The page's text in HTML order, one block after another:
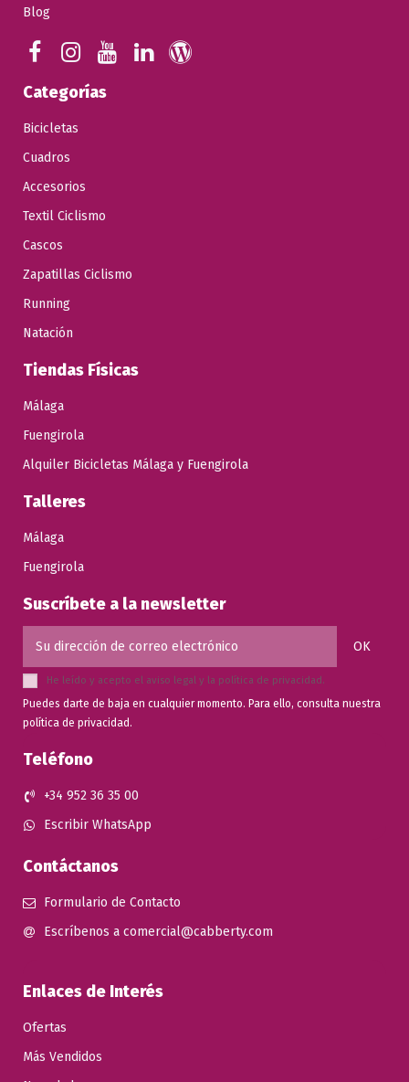
Blog
Categorías
Bicicletas
Cuadros
Accesorios
Textil Ciclismo
Cascos
Zapatillas Ciclismo
Running
Natación
Tiendas Físicas
Málaga
Fuengirola
Alquiler Bicicletas Málaga y Fuengirola
Talleres
Málaga
Fuengirola
Suscríbete a la newsletter
He leído y acepto el aviso legal y la política de privacidad .
Puedes darte de baja en cualquier momento. Para ello, consulta nuestra
política de privacidad.
Teléfono
+34 952 36 35 00
Escribir WhatsApp
Contáctanos
Formulario de Contacto
Escríbenos a comercial@cabberty.com
Enlaces de Interés
Ofertas
Más Vendidos